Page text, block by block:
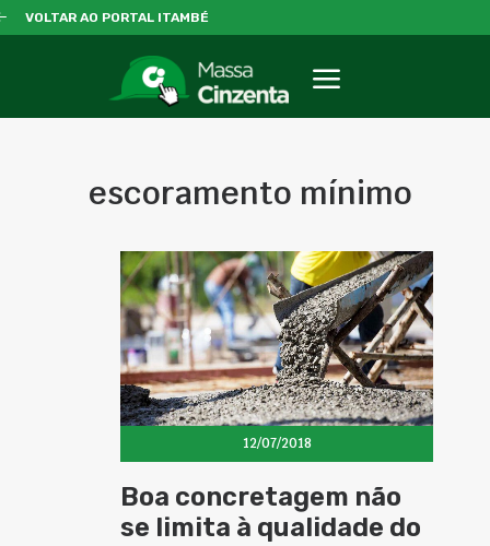
VOLTAR AO PORTAL ITAMBÉ
escoramento mínimo
12/07/2018
Boa concretagem não
se limita à qualidade do